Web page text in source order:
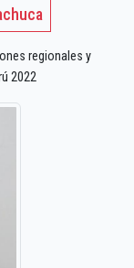
regionales y
2022